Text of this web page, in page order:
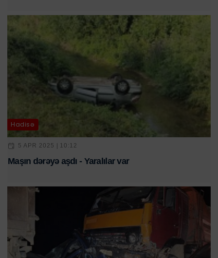
Hadisə
5 APR 2025 | 10:12
Maşın dərəyə aşdı - Yaralılar var